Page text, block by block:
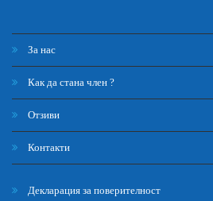
За нас
Как да стана член ?
Отзиви
Контакти
Декларация за поверителност